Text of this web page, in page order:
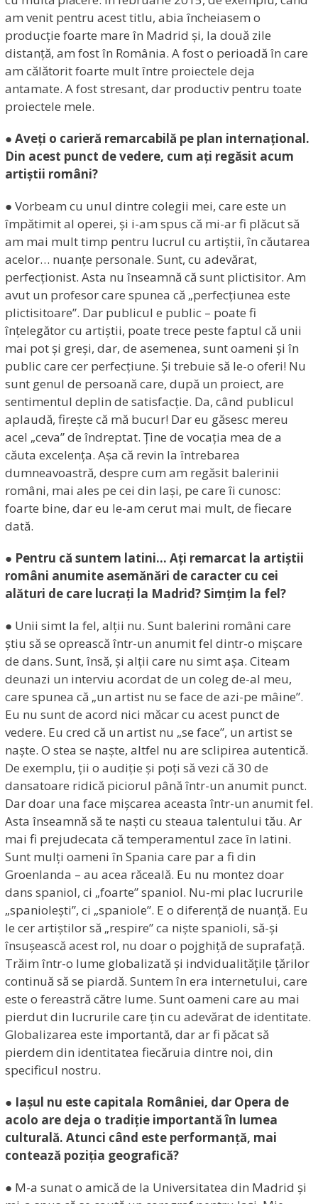
am venit pentru acest titlu, abia încheiasem o
producție foarte mare în Madrid și, la două zile
distanță, am fost în România. A fost o perioadă în care
am călătorit foarte mult între proiectele deja
antamate. A fost stresant, dar productiv pentru toate
proiectele mele.
● Aveți o carieră remarcabilă pe plan internațional.
Din acest punct de vedere, cum ați regăsit acum
artiștii români?
● Vorbeam cu unul dintre colegii mei, care este un
împătimit al operei, și i-am spus că mi-ar fi plăcut să
am mai mult timp pentru lucrul cu artiștii, în căutarea
acelor… nuanțe personale. Sunt, cu adevărat,
perfecționist. Asta nu înseamnă că sunt plictisitor. Am
avut un profesor care spunea că „perfecțiunea este
plictisitoare”. Dar publicul e public – poate fi
înțelegător cu artiștii, poate trece peste faptul că unii
mai pot și greși, dar, de asemenea, sunt oameni și în
public care cer perfecțiune. Și trebuie să le-o oferi! Nu
sunt genul de persoană care, după un proiect, are
sentimentul deplin de satisfacție. Da, când publicul
aplaudă, firește că mă bucur! Dar eu găsesc mereu
acel „ceva” de îndreptat. Ține de vocația mea de a
căuta excelența. Așa că revin la întrebarea
dumneavoastră, despre cum am regăsit balerinii
români, mai ales pe cei din Iași, pe care îi cunosc:
foarte bine, dar eu le-am cerut mai mult, de fiecare
dată.
● Pentru că suntem latini… Ați remarcat la artiștii
români anumite asemănări de caracter cu cei
alături de care lucrați la Madrid? Simțim la fel?
● Unii simt la fel, alții nu. Sunt balerini români care
știu să se oprească într-un anumit fel dintr-o mișcare
de dans. Sunt, însă, și alții care nu simt așa. Citeam
deunazi un interviu acordat de un coleg de-al meu,
care spunea că „un artist nu se face de azi-pe mâine”.
Eu nu sunt de acord nici măcar cu acest punct de
vedere. Eu cred că un artist nu „se face”, un artist se
naște. O stea se naște, altfel nu are sclipirea autentică.
De exemplu, ții o audiție și poți să vezi că 30 de
dansatoare ridică piciorul până într-un anumit punct.
Dar doar una face mișcarea aceasta într-un anumit fel.
Asta înseamnă să te naști cu steaua talentului tău. Ar
mai fi prejudecata că temperamentul zace în latini.
Sunt mulți oameni în Spania care par a fi din
Groenlanda – au acea răceală. Eu nu montez doar
dans spaniol, ci „foarte” spaniol. Nu-mi plac lucrurile
„spaniolești”, ci „spaniole”. E o diferență de nuanță. Eu
le cer artiștilor să „respire” ca niște spanioli, să-și
însușească acest rol, nu doar o pojghiță de suprafață.
Trăim într-o lume globalizată și indvidualitățile țărilor
continuă să se piardă. Suntem în era internetului, care
este o fereastră către lume. Sunt oameni care au mai
pierdut din lucrurile care țin cu adevărat de identitate.
Globalizarea este importantă, dar ar fi păcat să
pierdem din identitatea fiecăruia dintre noi, din
specificul nostru.
● Iașul nu este capitala României, dar Opera de
acolo are deja o tradiție importantă în lumea
culturală. Atunci când este performanță, mai
contează poziția geografică?
● M-a sunat o amică de la Universitatea din Madrid și